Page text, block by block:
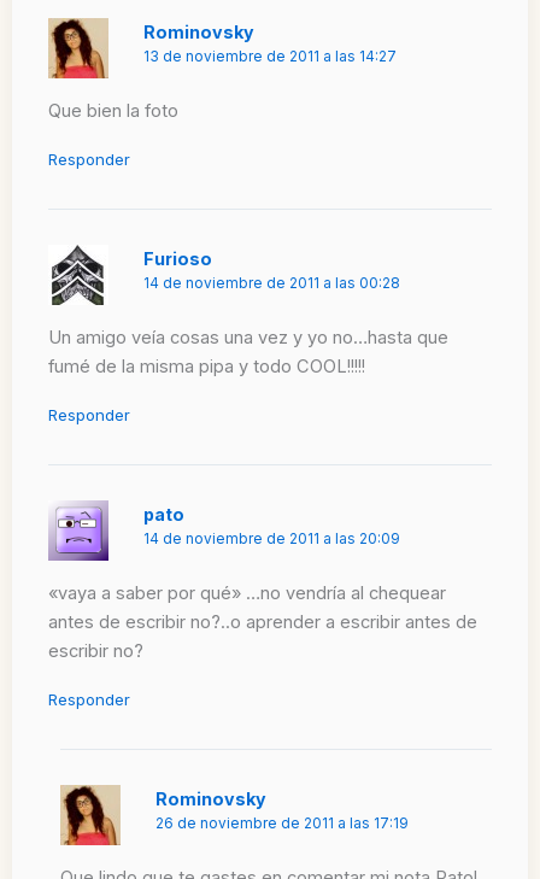
Rominovsky
13 de noviembre de 2011 a las 14:27
Que bien la foto
Responder
Furioso
14 de noviembre de 2011 a las 00:28
Un amigo veía cosas una vez y yo no…hasta que
fumé de la misma pipa y todo COOL!!!!!
Responder
pato
14 de noviembre de 2011 a las 20:09
«vaya a saber por qué» …no vendría al chequear
antes de escribir no?..o aprender a escribir antes de
escribir no?
Responder
Rominovsky
26 de noviembre de 2011 a las 17:19